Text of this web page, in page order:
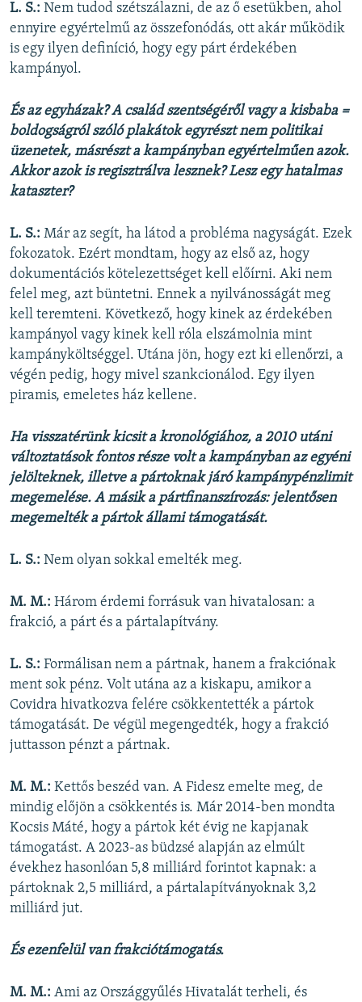
L. S.: Nem tudod szétszálazni, de az ő esetükben, ahol
ennyire egyértelmű az összefonódás, ott akár működik
is egy ilyen definíció, hogy egy párt érdekében
kampányol.
És az egyházak? A család szentségéről vagy a kisbaba =
boldogságról szóló plakátok egyrészt nem politikai
üzenetek, másrészt a kampányban egyértelműen azok.
Akkor azok is regisztrálva lesznek? Lesz egy hatalmas
kataszter?
L. S.: Már az segít, ha látod a probléma nagyságát. Ezek
fokozatok. Ezért mondtam, hogy az első az, hogy
dokumentációs kötelezettséget kell előírni. Aki nem
felel meg, azt büntetni. Ennek a nyilvánosságát meg
kell teremteni. Következő, hogy kinek az érdekében
kampányol vagy kinek kell róla elszámolnia mint
kampányköltséggel. Utána jön, hogy ezt ki ellenőrzi, a
végén pedig, hogy mivel szankcionálod. Egy ilyen
piramis, emeletes ház kellene.
Ha visszatérünk kicsit a kronológiához, a 2010 utáni
változtatások fontos része volt a kampányban az egyéni
jelölteknek, illetve a pártoknak járó kampánypénzlimit
megemelése. A másik a pártfinanszírozás: jelentősen
megemelték a pártok állami támogatását.
L. S.: Nem olyan sokkal emelték meg.
M. M.: Három érdemi forrásuk van hivatalosan: a
frakció, a párt és a pártalapítvány.
L. S.: Formálisan nem a pártnak, hanem a frakciónak
ment sok pénz. Volt utána az a kiskapu, amikor a
Covidra hivatkozva felére csökkentették a pártok
támogatását. De végül megengedték, hogy a frakció
juttasson pénzt a pártnak.
M. M.: Kettős beszéd van. A Fidesz emelte meg, de
mindig előjön a csökkentés is. Már 2014-ben mondta
Kocsis Máté, hogy a pártok két évig ne kapjanak
támogatást. A 2023-as büdzsé alapján az elmúlt
évekhez hasonlóan 5,8 milliárd forintot kapnak: a
pártoknak 2,5 milliárd, a pártalapítványoknak 3,2
milliárd jut.
És ezenfelül van frakciótámogatás.
M. M.: Ami az Országgyűlés Hivatalát terheli, és